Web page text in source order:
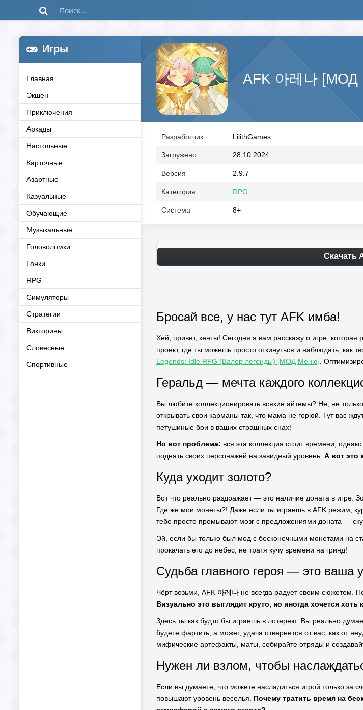
Игры
Главная
Экшен
Приключения
Аркады
Настольные
Карточные
Азартные
Казуальные
Обучающие
Музыкальные
Головоломки
Гонки
RPG
Симуляторы
Стратегии
Викторины
Словесные
Спортивные
AFK 아레나 [МОД
Разработчик LilithGames
Загружено 28.10.2024
Версия 2.9.7
Категория RPG
Система 8+
Скачать
Бросай все, у нас тут AFK имба!
Хей, привет, кенты! Сегодня я вам расскажу о игре,
проект, где ты можешь просто откинуться и наблюдать, как
Legends: Idle RPG (Валор легенды) [МОД Меню] .
Геральд — мечта каждого
Вы любите коллекционировать всякие айтемы? Не, не
открывать свои карманы так, что мама не горюй. Тут вас
петушиные бои в ваших страшных снах!
Но вот проблема: вся эта коллекция стоит времени,
поднять своих персонажей на завидный уровень. А вот это
Куда уходит золото?
Вот что реально раздражает — это наличие доната в игре.
Где же мои монеты?! Даже если ты играешь в AFK режим,
тебе просто промывают мозг с предложениями доната —
Эй, если бы только был мод с бесконечными монетами на
прокачать его до небес, не тратя кучу времени на гринд!
Судьба главного героя — это ваша
Чёрт возьми, AFK 아레나 не всегда радует своим сюжетом.
Визуально это выглядит круто, но иногда хочется хоть
Здесь ты как будто бы играешь в лотерею. Вы реально
будете фартить, а может, удача отвернется от вас, как от
мифические артефакты, маты, собирайте отряды и
Нужен ли взлом, чтобы
Если вы думаете, что можете насладиться игрой только за
повышают уровень веселья. Почему тратить время на